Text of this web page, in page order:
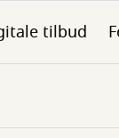
tilbud